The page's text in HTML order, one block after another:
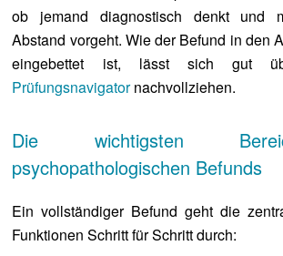
ob jemand diagnostisch denkt und
Abstand vorgeht. Wie der Befund in den
eingebettet ist, lässt sich gut
Prüfungsnavigatornachvollziehen.
Die wichtigsten
psychopathologischen Befunds
Ein vollständiger Befund geht die
Funktionen Schritt für Schritt durch: